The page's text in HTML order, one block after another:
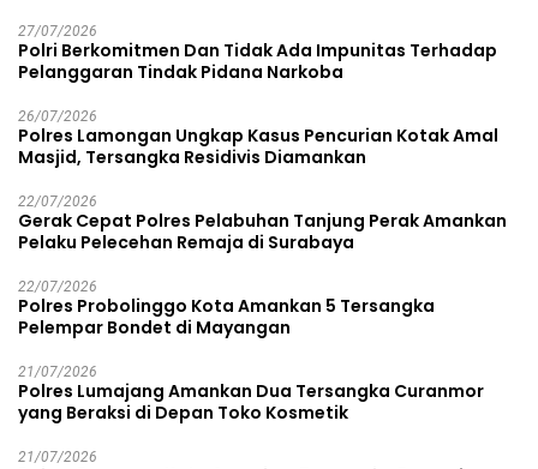
27/07/2026
Polri Berkomitmen Dan Tidak Ada Impunitas Terhadap
Pelanggaran Tindak Pidana Narkoba
26/07/2026
Polres Lamongan Ungkap Kasus Pencurian Kotak Amal
Masjid, Tersangka Residivis Diamankan
22/07/2026
Gerak Cepat Polres Pelabuhan Tanjung Perak Amankan
Pelaku Pelecehan Remaja di Surabaya
22/07/2026
Polres Probolinggo Kota Amankan 5 Tersangka
Pelempar Bondet di Mayangan
21/07/2026
Polres Lumajang Amankan Dua Tersangka Curanmor
yang Beraksi di Depan Toko Kosmetik
21/07/2026